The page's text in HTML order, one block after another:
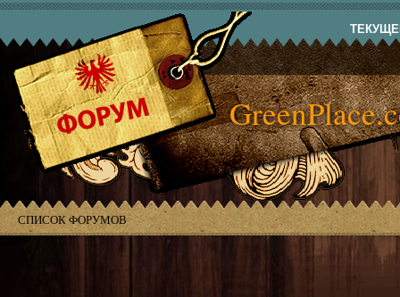
СПИСОК ФОРУМОВ